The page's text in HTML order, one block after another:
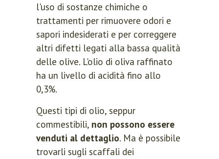
l'uso di sostanze chimiche o
trattamenti per rimuovere odori e
sapori indesiderati e per correggere
altri difetti legati alla bassa qualità
delle olive. L'olio di oliva raffinato
ha un livello di acidità fino allo
0,3%.
Questi tipi di olio, seppur
commestibili, non possono essere
venduti al dettaglio. Ma è possibile
trovarli sugli scaffali dei